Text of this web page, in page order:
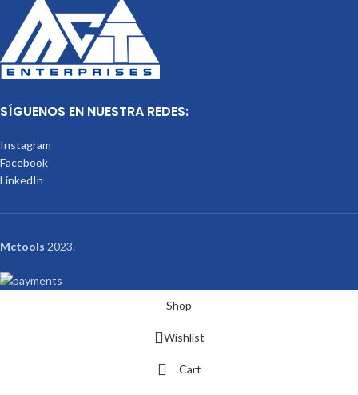
SÍGUENOS EN NUESTRA REDES:
Instagram
Facebook
LinkedIn
Mctools 2023.
Shop
Wishlist
Cart